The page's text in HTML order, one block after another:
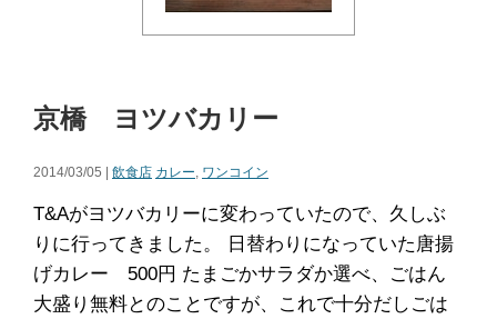
京橋 ヨツバカリー
2014/03/05 | 飲食店 カレー, ワンコイン
T&Aがヨツバカリーに変わっていたので、久しぶ
りに行ってきました。 日替わりになっていた唐揚
げカレー 500円 たまごかサラダか選べ、ごはん
大盛り無料とのことですが、これで十分だしごは